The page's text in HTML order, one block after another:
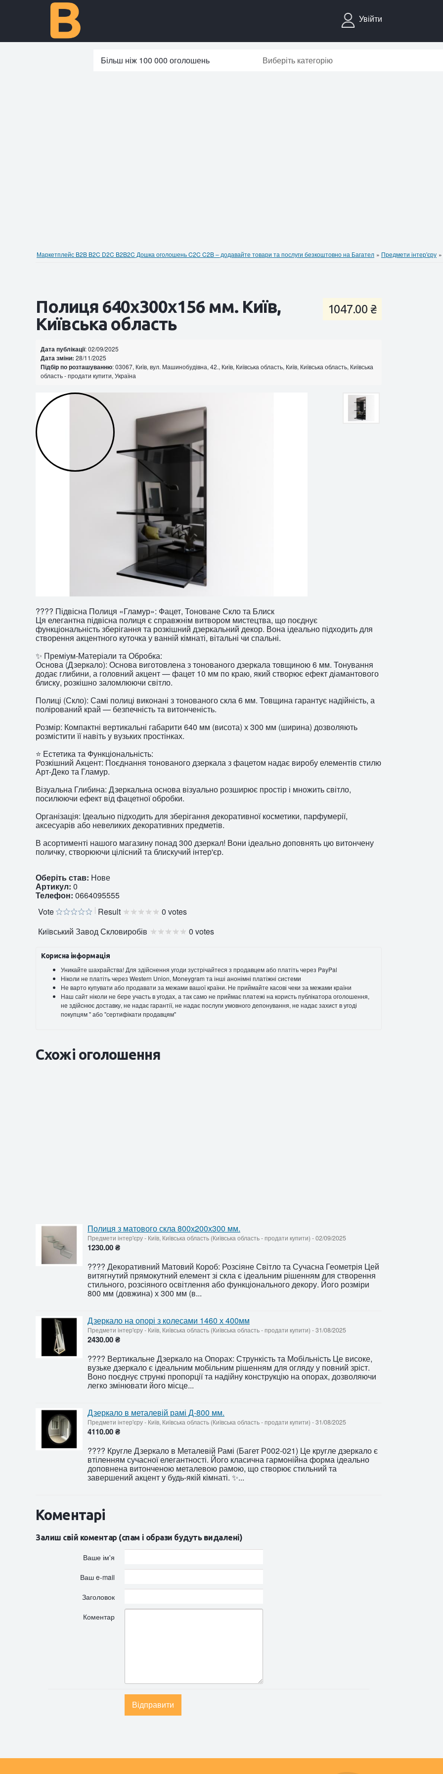
Увійти
Більш ніж 100 000 оголошень Виберіть категорію
Маркетплейс B2B B2C D2C B2B2C Дошка оголошень C2C C2B – додавайте товари та послуги безкоштовно на Багател » Предмети інтер'єру »
1047.00 ₴
Полиця 640х300x156 мм. Київ,
Київська область
Дата публікації: 02/09/2025
Дата зміни: 28/11/2025
Підбір по розташуванню: 03067, Київ, вул. Машинобудівна, 42., Київ, Київська область, Київ, Київська область, Київська
область - продати купити, Україна
???? Підвісна Полиця «Гламур»: Фацет, Тоноване Скло та Блиск
Ця елегантна підвісна полиця є справжнім витвором мистецтва, що поєднує
функціональність зберігання та розкішний дзеркальний декор. Вона ідеально підходить для
створення акцентного куточка у ванній кімнаті, вітальні чи спальні.
✨ Преміум-Матеріали та Обробка:
Основа (Дзеркало): Основа виготовлена з тонованого дзеркала товщиною 6 мм. Тонування
додає глибини, а головний акцент — фацет 10 мм по краю, який створює ефект діамантового
блиску, розкішно заломлюючи світло.
Полиці (Скло): Самі полиці виконані з тонованого скла 6 мм. Товщина гарантує надійність, а
полірований край — безпечність та витонченість.
Розмір: Компактні вертикальні габарити 640 мм (висота) х 300 мм (ширина) дозволяють
розмістити її навіть у вузьких простінках.
⭐ Естетика та Функціональність:
Розкішний Акцент: Поєднання тонованого дзеркала з фацетом надає виробу елементів стилю
Арт-Деко та Гламур.
Візуальна Глибина: Дзеркальна основа візуально розширює простір і множить світло,
посилюючи ефект від фацетної обробки.
Організація: Ідеально підходить для зберігання декоративної косметики, парфумерії,
аксесуарів або невеликих декоративних предметів.
В асортименті нашого магазину понад 300 дзеркал! Вони ідеально доповнять цю витончену
поличку, створюючи цілісний та блискучий інтер'єр.
Оберіть став: Нове
Артикул: 0
Телефон: 0664095555
Vote
Result
0 votes
Київський Завод Скловиробів
0 votes
Корисна інформація
Уникайте шахрайства! Для здійснення угоди зустрічайтеся з продавцем або платіть через PayPal
Ніколи не платіть через Western Union, Moneygram та інші анонімні платіжні системи
Не варто купувати або продавати за межами вашої країни. Не приймайте касові чеки за межами країни
Наш сайт ніколи не бере участь в угодах, а так само не приймає платежі на користь публікатора оголошення,
не здійснює доставку, не надає гарантії, не надає послуги умовного депонування, не надає захист в угоді
покупцям " або "сертифікати продавцям"
Схожі оголошення
Полиця з матового скла 800х200х300 мм.
Предмети інтер'єру- Київ, Київська область (Київська область - продати купити) -02/09/2025
1230.00 ₴
???? Декоративний Матовий Короб: Розсіяне Світло та Сучасна Геометрія Цей
витягнутий прямокутний елемент зі скла є ідеальним рішенням для створення
стильного, розсіяного освітлення або функціонального декору. Його розміри
800 мм (довжина) х 300 мм (в...
Дзеркало на опорі з колесами 1460 х 400мм
Предмети інтер'єру- Київ, Київська область (Київська область - продати купити) -31/08/2025
2430.00 ₴
???? Вертикальне Дзеркало на Опорах: Стрункість та Мобільність Це високе,
вузьке дзеркало є ідеальним мобільним рішенням для огляду у повний зріст.
Воно поєднує стрункі пропорції та надійну конструкцію на опорах, дозволяючи
легко змінювати його місце...
Дзеркало в металевій рамі Д-800 мм.
Предмети інтер'єру- Київ, Київська область (Київська область - продати купити) -31/08/2025
4110.00 ₴
???? Кругле Дзеркало в Металевій Рамі (Багет Р002-021) Це кругле дзеркало є
втіленням сучасної елегантності. Його класична гармонійна форма ідеально
доповнена витонченою металевою рамою, що створює стильний та
завершений акцент у будь-якій кімнаті. ✨...
Коментарі
Залиш свій коментар (спам і образи будуть видалені)
Ваше ім'я
Ваш e-mail
Заголовок
Коментар
Відправити